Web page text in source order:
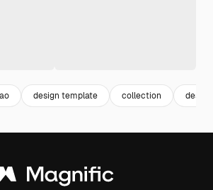
design template collection